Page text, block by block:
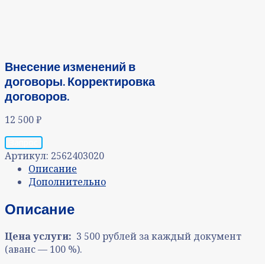
Внесение изменений в
договоры. Корректировка
договоров.
12 500₽
Артикул: 2562403020
Описание
Дополнительно
Описание
Цена услуги: 3 500 рублей за каждый документ
(аванс — 100 %).